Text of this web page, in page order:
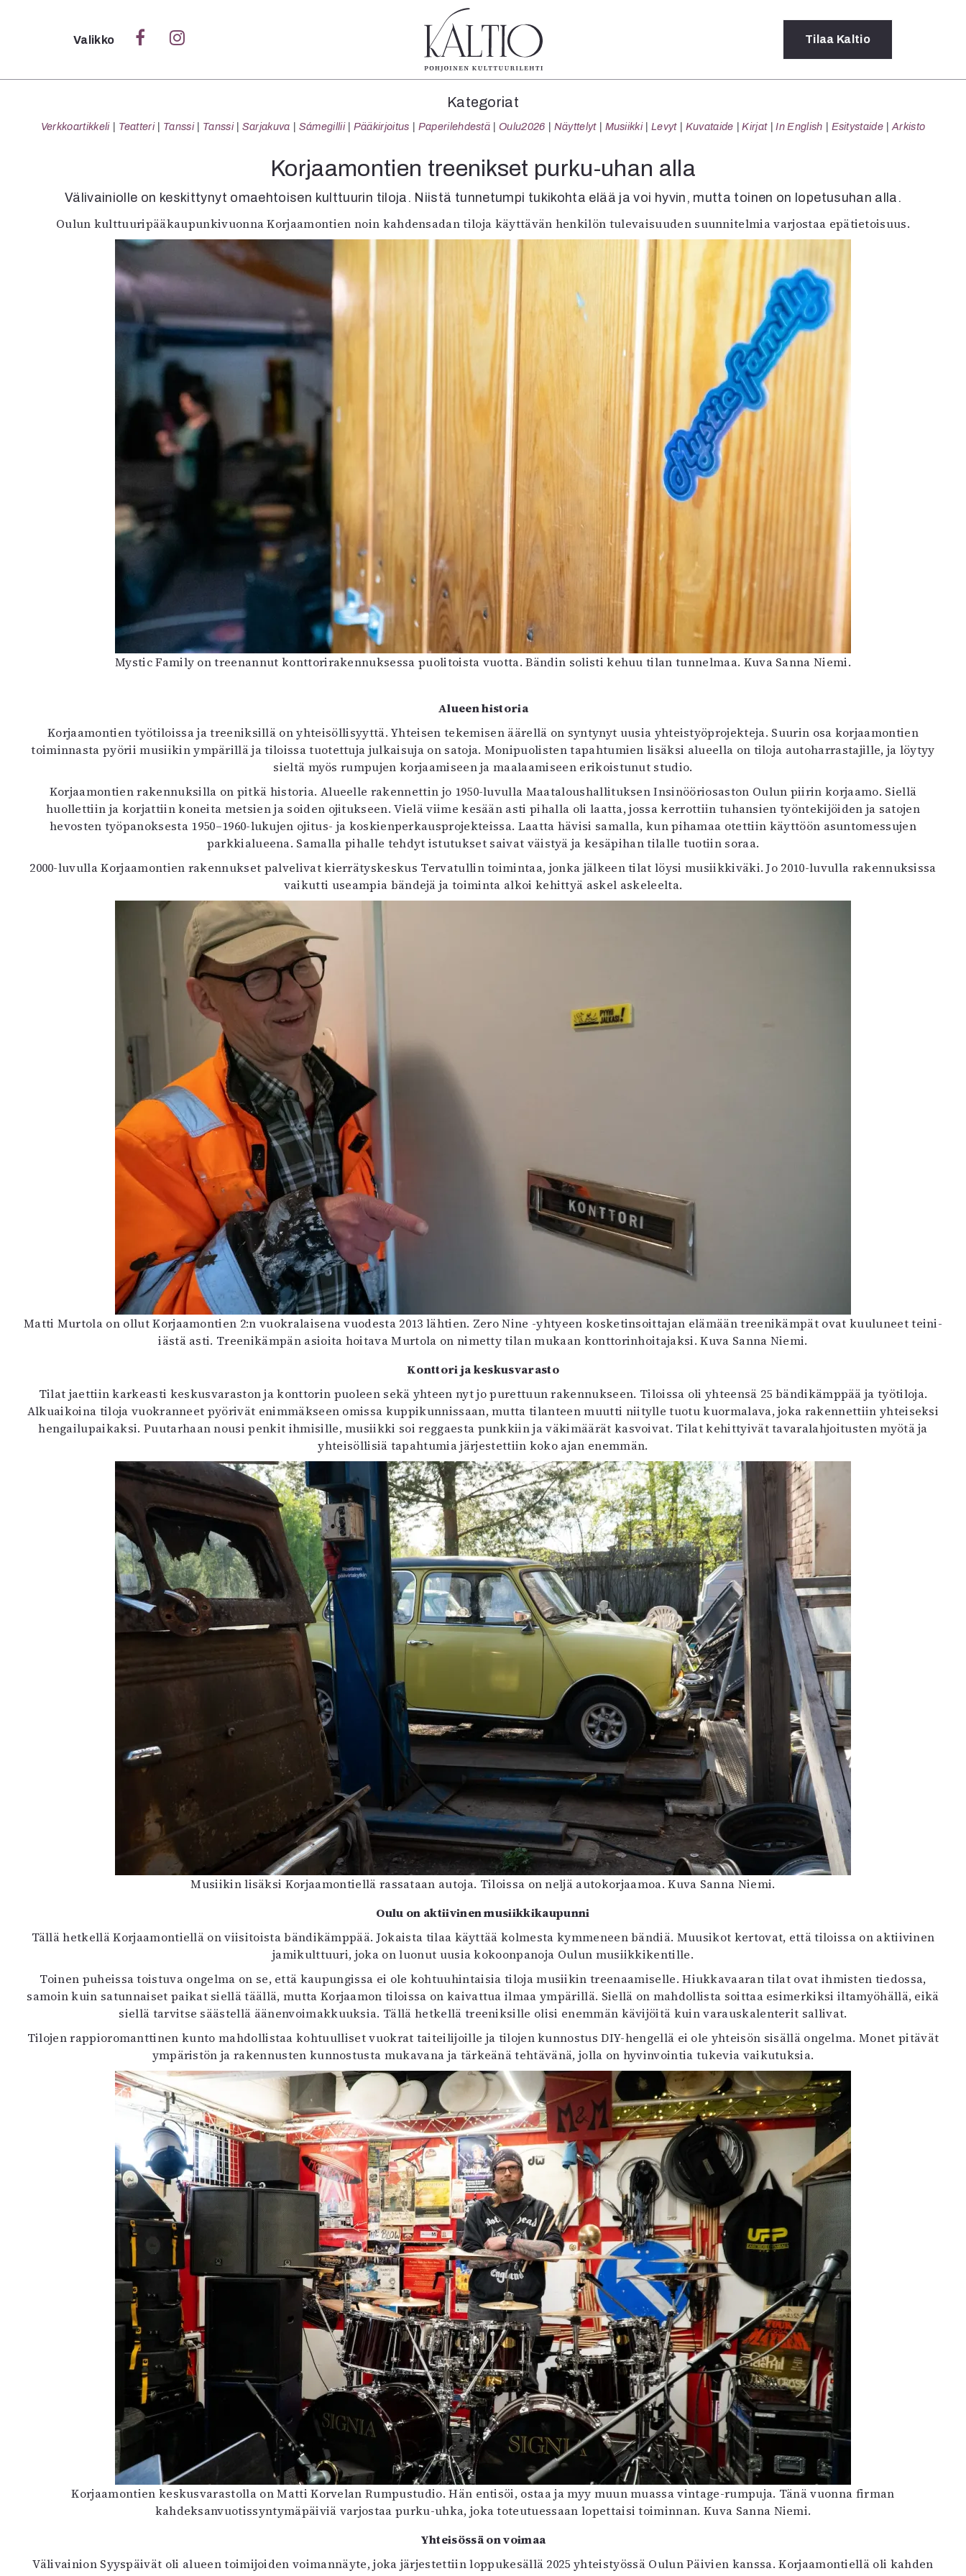
Sulje
Verkkoartikkeli
Tanssi
Sarjakuva
Pääkirjoitus
Oulu2026
Näyttelyt
Musiikki
Levyt
Kuvataide
In English
Arkisto
Lehdet
4/2026
1/2026
6/2025
5/2025 saame
Lehtiarkisto
Tilaus ja
Yhteistyössä
Toimitus
Mediatiedot
Valikko Tilaa Kaltio
Kategoriat
Verkkoartikkeli Teatteri Tanssi Tanssi Sarjakuva Sámegillii Pääkirjoitus Paperilehdestä Oulu2026 Näyttelyt Musiikki Levyt Kuvataide Kirjat In English Esitystaide Arkisto
Korjaamontien treenikset purku-uhan alla
Välivainiolle on keskittynyt omaehtoisen kulttuurin tiloja. Niistä tunnetumpi tukikohta elää ja voi hyvin, mutta toinen on lopetusuhan alla.
Oulun kulttuuripääkaupunkivuonna Korjaamontien noin kahdensadan tiloja käyttävän henkilön tulevaisuuden suunnitelmia varjostaa epätietoisuus.
Mystic Family on treenannut konttorirakennuksessa puolitoista vuotta. Bändin solisti kehuu tilan tunnelmaa. Kuva Sanna Niemi.
Alueen historia
Korjaamontien työtiloissa ja treeniksillä on yhteisöllisyyttä. Yhteisen tekemisen äärellä on syntynyt uusia yhteistyöprojekteja. Suurin osa korjaamontien
toiminnasta pyörii musiikin ympärillä ja tiloissa tuotettuja julkaisuja on satoja. Monipuolisten tapahtumien lisäksi alueella on tiloja autoharrastajille, ja löytyy
sieltä myös rumpujen korjaamiseen ja maalaamiseen erikoistunut studio.
Korjaamontien rakennuksilla on pitkä historia. Alueelle rakennettin jo 1950-luvulla Maataloushallituksen Insinööriosaston Oulun piirin korjaamo. Siellä
huollettiin ja korjattiin koneita metsien ja soiden ojitukseen. Vielä viime kesään asti pihalla oli laatta, jossa kerrottiin tuhansien työntekijöiden ja satojen
hevosten työpanoksesta 1950–1960-lukujen ojitus- ja koskienperkausprojekteissa. Laatta hävisi samalla, kun pihamaa otettiin käyttöön asuntomessujen
parkkialueena. Samalla pihalle tehdyt istutukset saivat väistyä ja kesäpihan tilalle tuotiin soraa.
2000-luvulla Korjaamontien rakennukset palvelivat kierrätyskeskus Tervatullin toimintaa, jonka jälkeen tilat löysi musiikkiväki. Jo 2010-luvulla rakennuksissa
vaikutti useampia bändejä ja toiminta alkoi kehittyä askel askeleelta.
Matti Murtola on ollut Korjaamontien 2:n vuokralaisena vuodesta 2013 lähtien. Zero Nine -yhtyeen kosketinsoittajan elämään treenikämpät ovat kuuluneet teini-
iästä asti. Treenikämpän asioita hoitava Murtola on nimetty tilan mukaan konttorinhoitajaksi. Kuva Sanna Niemi.
Konttori ja keskusvarasto
Tilat jaettiin karkeasti keskusvaraston ja konttorin puoleen sekä yhteen nyt jo purettuun rakennukseen. Tiloissa oli yhteensä 25 bändikämppää ja työtiloja.
Alkuaikoina tiloja vuokranneet pyörivät enimmäkseen omissa kuppikunnissaan, mutta tilanteen muutti niitylle tuotu kuormalava, joka rakennettiin yhteiseksi
hengailupaikaksi. Puutarhaan nousi penkit ihmisille, musiikki soi reggaesta punkkiin ja väkimäärät kasvoivat. Tilat kehittyivät tavaralahjoitusten myötä ja
yhteisöllisiä tapahtumia järjestettiin koko ajan enemmän.
Musiikin lisäksi Korjaamontiellä rassataan autoja. Tiloissa on neljä autokorjaamoa. Kuva Sanna Niemi.
Oulu on aktiivinen musiikkikaupunni
Tällä hetkellä Korjaamontiellä on viisitoista bändikämppää. Jokaista tilaa käyttää kolmesta kymmeneen bändiä. Muusikot kertovat, että tiloissa on aktiivinen
jamikulttuuri, joka on luonut uusia kokoonpanoja Oulun musiikkikentille.
Toinen puheissa toistuva ongelma on se, että kaupungissa ei ole kohtuuhintaisia tiloja musiikin treenaamiselle. Hiukkavaaran tilat ovat ihmisten tiedossa,
samoin kuin satunnaiset paikat siellä täällä, mutta Korjaamon tiloissa on kaivattua ilmaa ympärillä. Siellä on mahdollista soittaa esimerkiksi iltamyöhällä, eikä
siellä tarvitse säästellä äänenvoimakkuuksia. Tällä hetkellä treeniksille olisi enemmän kävijöitä kuin varauskalenterit sallivat.
Tilojen rappioromanttinen kunto mahdollistaa kohtuulliset vuokrat taiteilijoille ja tilojen kunnostus DIY-hengellä ei ole yhteisön sisällä ongelma. Monet pitävät
ympäristön ja rakennusten kunnostusta mukavana ja tärkeänä tehtävänä, jolla on hyvinvointia tukevia vaikutuksia.
Korjaamontien keskusvarastolla on Matti Korvelan Rumpustudio. Hän entisöi, ostaa ja myy muun muassa vintage-rumpuja. Tänä vuonna firman
kahdeksanvuotissyntymäpäiviä varjostaa purku-uhka, joka toteutuessaan lopettaisi toiminnan. Kuva Sanna Niemi.
Yhteisössä on voimaa
Välivainion Syyspäivät oli alueen toimijoiden voimannäyte, joka järjestettiin loppukesällä 2025 yhteistyössä Oulun Päivien kanssa. Korjaamontiellä oli kahden